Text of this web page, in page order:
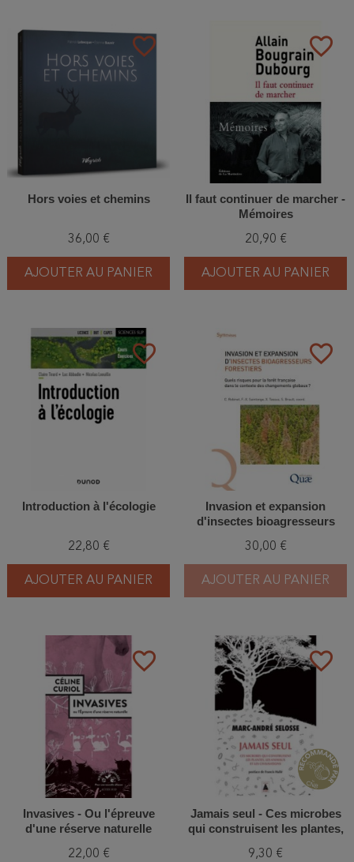
favorite_border
Hors voies et chemins
36,00 €
AJOUTER AU PANIER
favorite_border
Il faut continuer de marcher -
Mémoires
20,90 €
AJOUTER AU PANIER
favorite_border
Introduction à l'écologie
22,80 €
AJOUTER AU PANIER
favorite_border
Invasion et expansion
d'insectes bioagresseurs
30,00 €
AJOUTER AU PANIER
favorite_border
Invasives - Ou l'épreuve
d'une réserve naturelle
22,00 €
favorite_border
Jamais seul - Ces microbes
qui construisent les plantes,
civilisations
9,30 €